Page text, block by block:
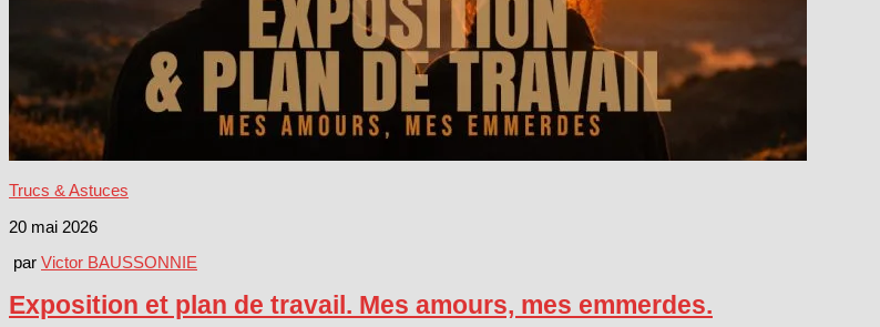
Trucs & Astuces
20 mai 2026
par Victor BAUSSONNIE
Exposition et plan de travail. Mes amours, mes emmerdes.